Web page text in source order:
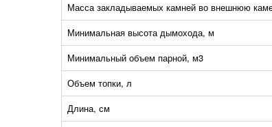
Масса закладываемых камней во внешнюю
Минимальная высота дымохода, м
Минимальный объем парной, м3
Объем топки, л
Длина, см